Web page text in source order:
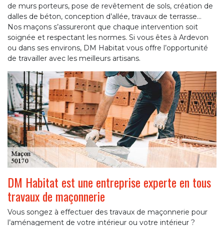
de murs porteurs, pose de revêtement de sols, création de
dalles de béton, conception d’allée, travaux de terrasse…
Nos maçons s’assureront que chaque intervention soit
soignée et respectant les normes. Si vous êtes à Ardevon
ou dans ses environs, DM Habitat vous offre l’opportunité
de travailler avec les meilleurs artisans.
DM Habitat est une entreprise experte en tous
travaux de maçonnerie
Vous songez à effectuer des travaux de maçonnerie pour
l’aménagement de votre intérieur ou votre intérieur ?